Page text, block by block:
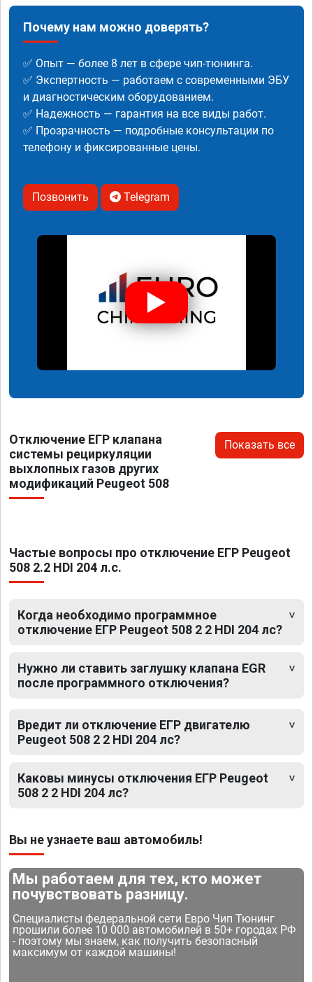
Почему нам можно доверять?
✅ Опыт — более 8 лет в сфере чип-тюнинга.
✅ Экспертность — работаем с современными ЭБУ
и диагностическим оборудованием.
✅ Надежность — гарантия на все виды работ.
✅ Прозрачность — подробные консультации по
телефону и фиксированные цены.
Позвонить Telegram
Отключение ЕГР клапана
системы рециркуляции
выхлопных газов других
модификаций Peugeot 508
Показать все
Частые вопросы про отключение ЕГР Peugeot
508 2.2 HDI 204 л.с.
Когда необходимо программное
отключение ЕГР Peugeot 508 2 2 HDI 204 лс?
Нужно ли ставить заглушку клапана EGR
после программного отключения?
Вредит ли отключение ЕГР двигателю
Peugeot 508 2 2 HDI 204 лс?
Каковы минусы отключения ЕГР Peugeot
508 2 2 HDI 204 лс?
Вы не узнаете ваш автомобиль!
Мы работаем для тех, кто может
почувствовать разницу.
Специалисты федеральной сети Евро Чип Тюнинг
прошили более 10 000 автомобилей в 50+ городах РФ
- поэтому мы знаем, как получить безопасный
максимум от каждой машины!